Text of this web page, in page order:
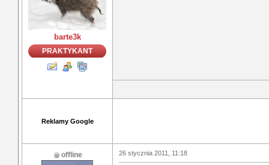
barte3k
PRAKTYKANT
Reklamy Google
offline 26 stycznia 2011, 11:18